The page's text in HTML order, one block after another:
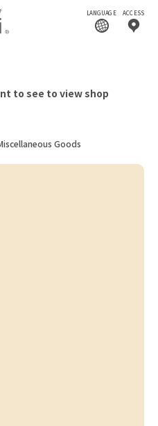
LANGUAGE ACCESS
to see to view shop
Goods